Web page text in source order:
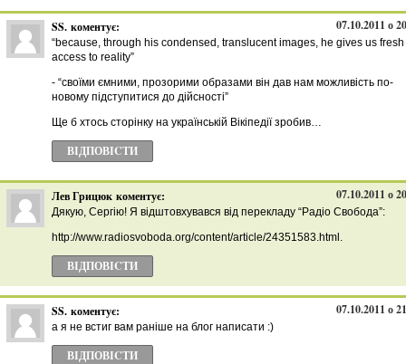
SS. коментує: 07.10.2011 о
“because, through his condensed, translucent images, he gives us fresh
access to reality”
- “своїми ємними, прозорими образами він дав нам можливість по-
новому підступитися до дійсності”
Ще б хтось сторінку на українській Вікіпедії зробив…
ВІДПОВІCТИ
Лев Грицюк коментує: 07.10.2011 о
Дякую, Сергію! Я відштовхувався від перекладу “Радіо Свобода”:
http://www.radiosvoboda.org/content/article/24351583.html.
ВІДПОВІCТИ
SS. коментує: 07.10.2011 о
а я не встиг вам раніше на блог написати :)
ВІДПОВІCТИ